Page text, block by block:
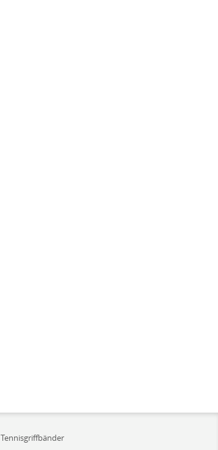
Tennisgriffbänder